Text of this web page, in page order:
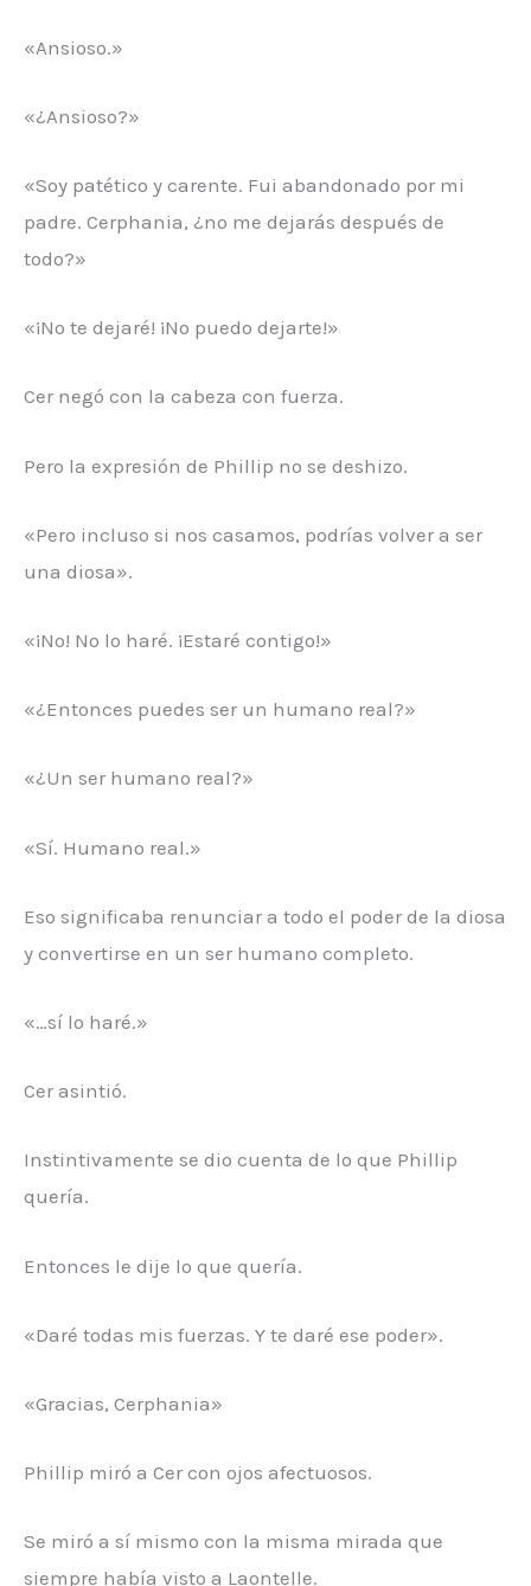
«Ansioso.»
«¿Ansioso?»
«Soy patético y carente. Fui abandonado por mi
padre. Cerphania, ¿no me dejarás después de
todo?»
«¡No te dejaré! ¡No puedo dejarte!»
Cer negó con la cabeza con fuerza.
Pero la expresión de Phillip no se deshizo.
«Pero incluso si nos casamos, podrías volver a ser
una diosa».
«¡No! No lo haré. ¡Estaré contigo!»
«¿Entonces puedes ser un humano real?»
«¿Un ser humano real?»
«Sí. Humano real.»
Eso significaba renunciar a todo el poder de la diosa
y convertirse en un ser humano completo.
«…sí lo haré.»
Cer asintió.
Instintivamente se dio cuenta de lo que Phillip
quería.
Entonces le dije lo que quería.
«Daré todas mis fuerzas. Y te daré ese poder».
«Gracias, Cerphania»
Phillip miró a Cer con ojos afectuosos.
Se miró a sí mismo con la misma mirada que
siempre había visto a Laontelle.